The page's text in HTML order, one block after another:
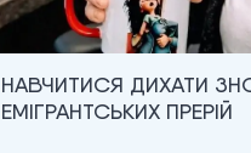
НАВЧИТИСЯ ДИХАТИ
ЕМІГРАНТСЬКИХ ПРЕРІЙ